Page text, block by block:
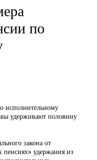
по
исполнительному
удерживают половину
закона от
удержания из